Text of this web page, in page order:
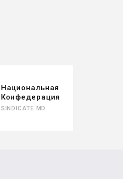
Национальная
Конфедерация
SINDICATE.MD